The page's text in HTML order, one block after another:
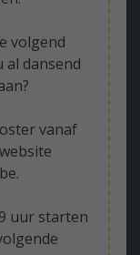
volgend
al dansend
vanaf
uur starten